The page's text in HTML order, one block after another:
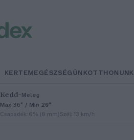
KERTEMEGÉSZSÉGÜNKOTTHONUNK
Kedd–Meleg
Max 36° / Min 20°
Csapadék: 0% (0 mm)Szél: 13 km/h